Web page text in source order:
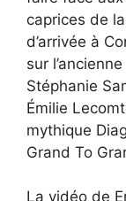
caprices de
d’arrivée à
sur
Stéphanie
Émilie
mythique
Grand To
La vidéo de